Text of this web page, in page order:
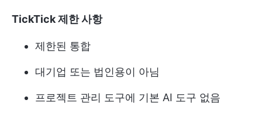
TickTick 제한 사항
제한된 통합
대기업 또는 법인용이 아님
프로젝트 관리 도구에 기본 AI 도구 없음